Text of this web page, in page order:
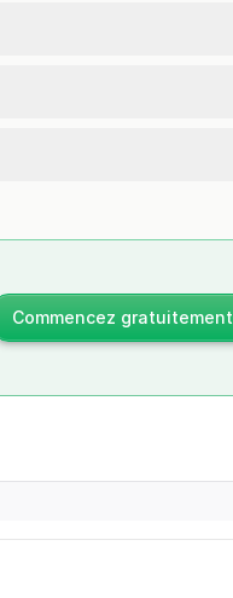
Commencez gratuitement